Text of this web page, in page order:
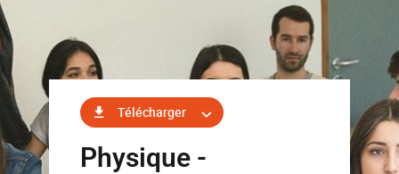
Télécharger
Physique -